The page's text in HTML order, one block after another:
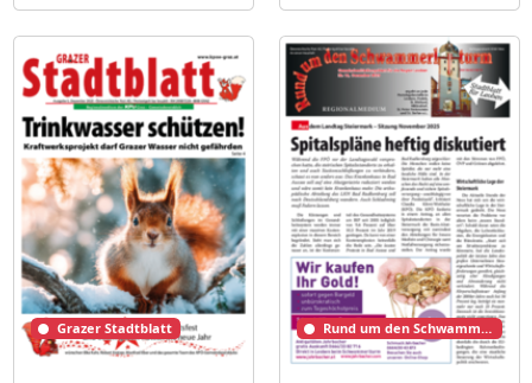
Grazer Stadtblatt Rund um den Schwammerlturm